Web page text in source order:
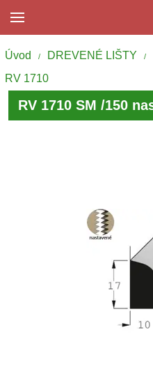
Úvod / DREVENÉ LIŠTY /
RV 1710
RV 1710 SM /150